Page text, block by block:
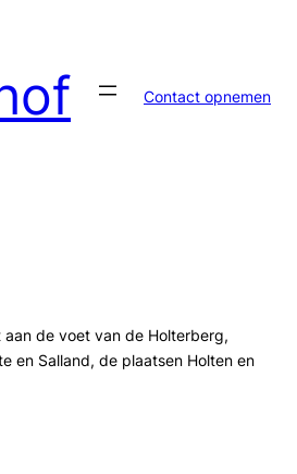
Contact opnemen
aan de voet van de Holterberg,
en Salland, de plaatsen Holten en